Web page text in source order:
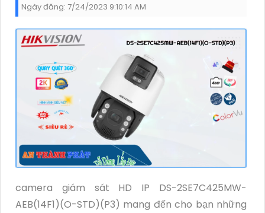
Ngày đăng: 7/24/2023 9:10:14 AM
camera giám sát HD IP DS-2SE7C425MW-
AEB(14F1)(O-STD)(P3) mang đến cho bạn những